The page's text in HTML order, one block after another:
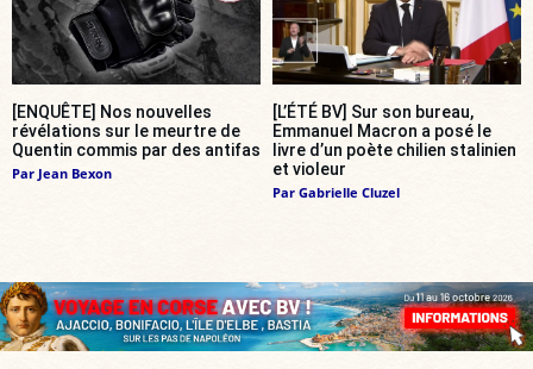
[ENQUÊTE] Nos nouvelles
révélations sur le meurtre de
Quentin commis par des antifas
Par Jean Bexon
[L’ÉTÉ BV] Sur son bureau,
Emmanuel Macron a posé le
livre d’un poète chilien stalinien
et violeur
Par Gabrielle Cluzel